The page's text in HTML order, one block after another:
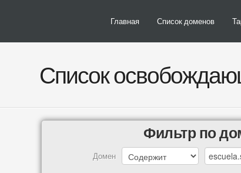
Главная Список доменов
Список
Фильтр по
Домен